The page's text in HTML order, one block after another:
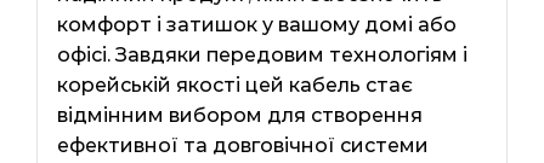
комфорт і затишок у вашому домі або
офісі. Завдяки передовим технологіям і
корейській якості цей кабель стає
відмінним вибором для створення
ефективної та довговічної системи